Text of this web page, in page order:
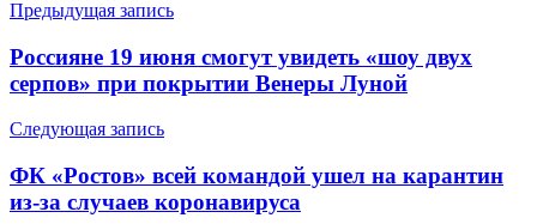
Предыдущая запись
Россияне 19 июня смогут увидеть «шоу двух
серпов» при покрытии Венеры Луной
Следующая запись
ФК «Ростов» всей командой ушел на карантин
из-за случаев коронавируса